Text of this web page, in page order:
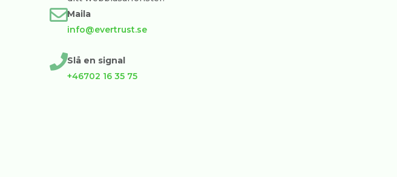
Maila
info@evertrust.se
Slå en signal
+46702 16 35 75